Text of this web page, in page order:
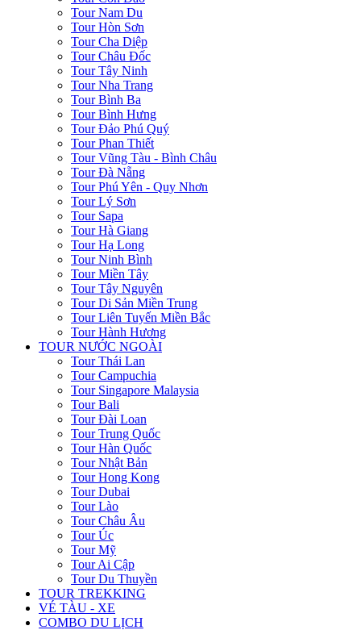
Tour Nam Du
Tour Hòn Sơn
Tour Cha Diệp
Tour Châu Đốc
Tour Tây Ninh
Tour Nha Trang
Tour Bình Ba
Tour Bình Hưng
Tour Đảo Phú Quý
Tour Phan Thiết
Tour Vũng Tàu - Bình Châu
Tour Đà Nẵng
Tour Phú Yên - Quy Nhơn
Tour Lý Sơn
Tour Sapa
Tour Hà Giang
Tour Hạ Long
Tour Ninh Bình
Tour Miền Tây
Tour Tây Nguyên
Tour Di Sản Miền Trung
Tour Liên Tuyến Miền Bắc
Tour Hành Hương
TOUR NƯỚC NGOÀI
Tour Thái Lan
Tour Campuchia
Tour Singapore Malaysia
Tour Bali
Tour Đài Loan
Tour Trung Quốc
Tour Hàn Quốc
Tour Nhật Bản
Tour Hong Kong
Tour Dubai
Tour Lào
Tour Châu Âu
Tour Úc
Tour Mỹ
Tour Ai Cập
Tour Du Thuyền
TOUR TREKKING
VÉ TÀU - XE
COMBO DU LỊCH